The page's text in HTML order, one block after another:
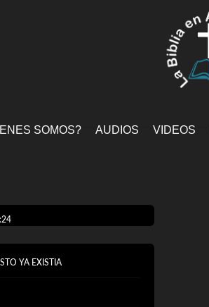
SOMOS? AUDIOS VIDEOS
YA EXISTIA